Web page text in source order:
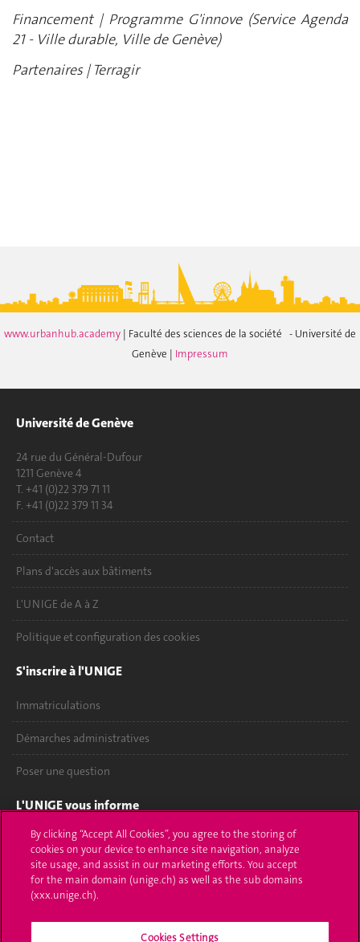
Financement|Programme G'innove (Service Agenda
21 - Ville durable, Ville de Genève)
Partenaires |Terragir
www.urbanhub.academy | Faculté des sciences de la société - Université de
Genève | Impressum
Université de Genève
24 rue du Général-Dufour
1211 Genève 4
T. +41 (0)22 379 71 11
F. +41 (0)22 379 11 34
Contact
Plans d'accès aux bâtiments
L'UNIGE de A à Z
Politique et configuration des cookies
S'inscrire à l'UNIGE
Immatriculations
Démarches administratives
Poser une question
L'UNIGE vous informe
UNIGE Mobile
Médias
Offres d'emploi
By clicking “Accept All Cookies”, you agree to the storing of
cookies on your device to enhance site navigation, analyze
site usage, and assist in our marketing efforts. You accept
for the main domain (unige.ch) as well as the sub domains
(xxx.unige.ch).
Cookies Settings